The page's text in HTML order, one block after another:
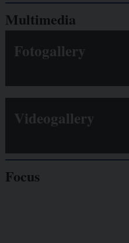
Multimedia
Fotogallery
Videogallery
Focus